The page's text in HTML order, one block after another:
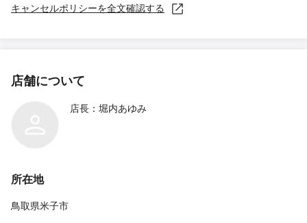
キャンセルポリシーを全文確認する
店舗について
店長：堀内あゆみ
所在地
鳥取県米子市